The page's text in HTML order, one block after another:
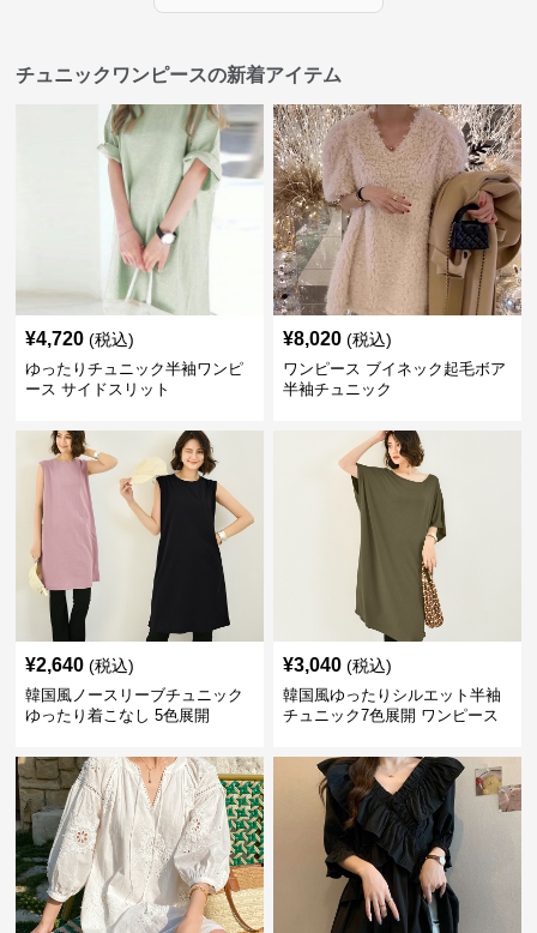
チュニックワンピースの新着アイテム
¥4,720 (税込)
ゆったりチュニック半袖ワンピ
ース サイドスリット
¥8,020 (税込)
ワンピース ブイネック起毛ボア
半袖チュニック
¥2,640 (税込)
韓国風ノースリーブチュニック
ゆったり着こなし 5色展開
¥3,040 (税込)
韓国風ゆったりシルエット半袖
チュニック7色展開 ワンピース